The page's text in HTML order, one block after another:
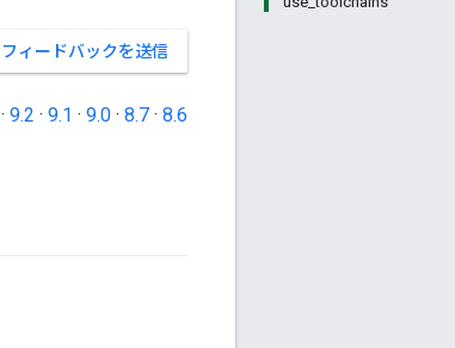
フィードバックを送信
· 9.2 · 9.1 · 9.0 · 8.7 · 8.6